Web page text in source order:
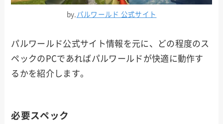
by. パルワールド 公式サイト
パルワールド公式サイト情報を元に、どの程度のス
ペックのPCであればパルワールドが快適に動作す
るかを紹介します。
必要スペック